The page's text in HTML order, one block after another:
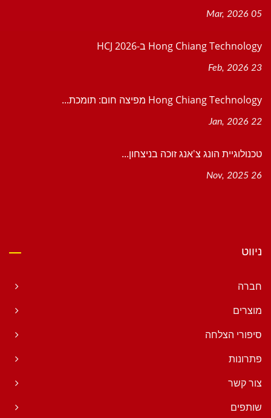
05 Mar, 2026
Hong Chiang Technology ב-HCJ 2026
23 Feb, 2026
Hong Chiang Technology מפיצה חום: תומכת...
22 Jan, 2026
טכנולוגיית הונג צ'אנג זוכה בניצחון...
26 Nov, 2025
ניווט
חברה
מוצרים
סיפורי הצלחה
פתרונות
צור קשר
שותפים